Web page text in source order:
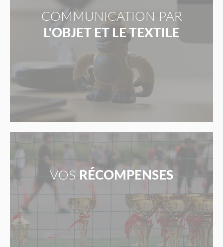
COMMUNICATION PAR
L'OBJET ET LE TEXTILE
VOS RÉCOMPENSES